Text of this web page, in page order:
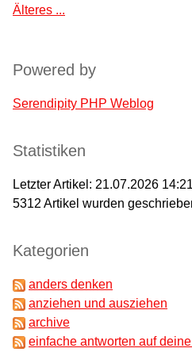
Älteres ...
Powered by
Serendipity PHP Weblog
Statistiken
Letzter Artikel: 21.07.2026 14:21
5312 Artikel wurden
Kategorien
anders denken
anziehen und ausziehen
archive
einfache antworten auf